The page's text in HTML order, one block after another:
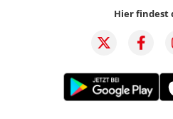
Hier findest